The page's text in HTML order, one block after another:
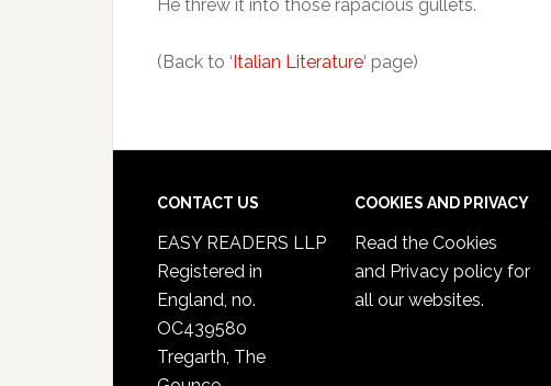
He threw it into those rapacious gullets.
(Back to ‘Italian Literature‘ page)
CONTACT US
EASY READERS LLP
Registered in
England, no.
OC439580
Tregarth, The
COOKIES AND PRIVACY
Read the Cookies
and Privacy policy for
all our websites.